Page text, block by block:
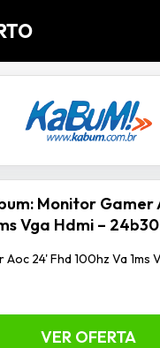
Monitor Gamer
Vga Hdmi –
24' Fhd 100hz Va 1ms
VER OFERTA